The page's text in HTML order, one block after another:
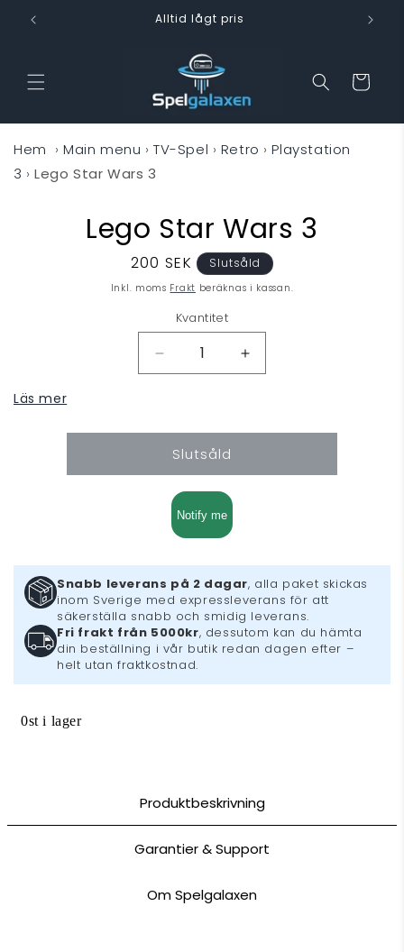
vidare
till
Alltid lågt pris
Varukorg
Hem › Main menu › TV-Spel › Retro › Playstation
3 › Lego Star Wars 3
Lego Star Wars 3
Ordinarie
pris
200 SEK Slutsåld
Inkl. moms Frakt beräknas i kassan.
Kvantitet
Minska
kvantitet
Star
Wars
3
Öka
kvantitet
Star
3
Läs mer
Slutsåld
Notify me
Snabb leverans på 2 dagar, alla paket skickas
inom Sverige med expressleverans för att
säkerställa snabb och smidig leverans.
Fri frakt från 5000kr, dessutom kan du hämta
din beställning i vår butik redan dagen efter –
helt utan fraktkostnad.
0st i lager
Produktbeskrivning
Garantier & Support
Om Spelgalaxen